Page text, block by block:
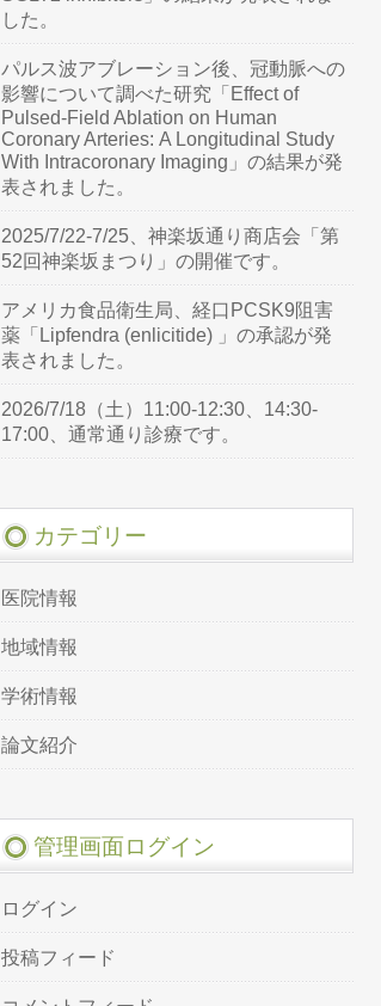
した。
パルス波アブレーション後、冠動脈への
影響について調べた研究「Effect of
Pulsed-Field Ablation on Human
Coronary Arteries: A Longitudinal Study
With Intracoronary Imaging」の結果が発
表されました。
2025/7/22-7/25、神楽坂通り商店会「第
52回神楽坂まつり」の開催です。
アメリカ食品衛生局、経口PCSK9阻害
薬「Lipfendra (enlicitide) 」の承認が発
表されました。
2026/7/18（土）11:00-12:30、14:30-
17:00、通常通り診療です。
カテゴリー
医院情報
地域情報
学術情報
論文紹介
管理画面ログイン
ログイン
投稿フィード